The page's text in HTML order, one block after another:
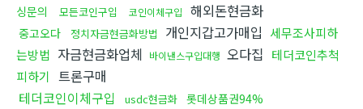
싱문의
모든코인구입 코인이체구입 해외돈현금화
중고오다 정치자금현금화방법 개인지갑고가매입 세무조사피하
는방법 자금현금화업체 바이낸스구입대행 오다집 테더코인추척
피하기 트론구매
테더코인이체구입
usdc현금화 롯데상품권94%